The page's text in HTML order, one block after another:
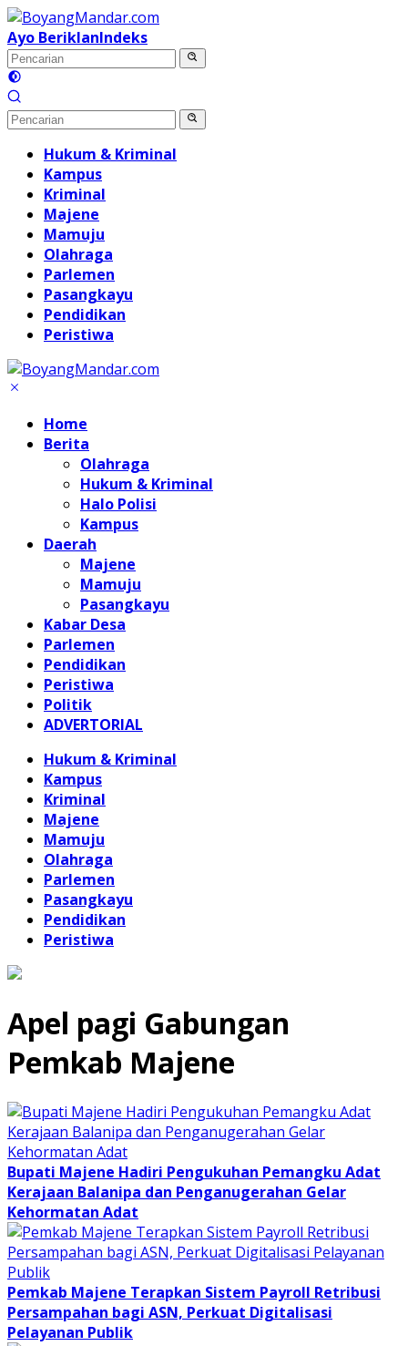
Langsung
ke
konten
Ayo BeriklanIndeks
Hukum & Kriminal
Kampus
Kriminal
Majene
Mamuju
Olahraga
Parlemen
Pasangkayu
Pendidikan
Peristiwa
Home
Berita
Olahraga
Hukum & Kriminal
Halo Polisi
Kampus
Daerah
Majene
Mamuju
Pasangkayu
Kabar Desa
Parlemen
Pendidikan
Peristiwa
Politik
ADVERTORIAL
Hukum & Kriminal
Kampus
Kriminal
Majene
Mamuju
Olahraga
Parlemen
Pasangkayu
Pendidikan
Peristiwa
Apel pagi Gabungan
Pemkab Majene
Bupati Majene Hadiri Pengukuhan Pemangku Adat
Kerajaan Balanipa dan Penganugerahan Gelar
Kehormatan Adat
Pemkab Majene Terapkan Sistem Payroll Retribusi
Persampahan bagi ASN, Perkuat Digitalisasi
Pelayanan Publik